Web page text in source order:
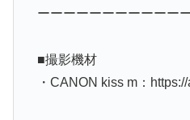
ーーーーーーーーーーー
■撮影機材
・CANON kiss m：